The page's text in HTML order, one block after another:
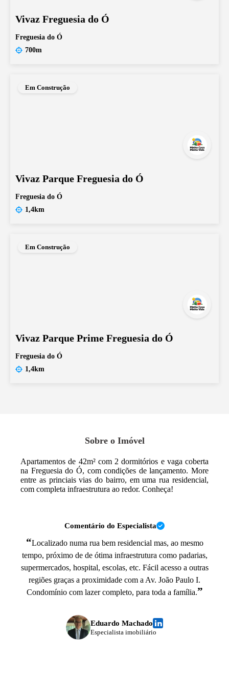
Vivaz Freguesia do Ó
Freguesia do Ó
700m
Em Construção
Vivaz Parque Freguesia do Ó
Freguesia do Ó
1,4km
Em Construção
Vivaz Parque Prime Freguesia do Ó
Freguesia do Ó
1,4km
Sobre o Imóvel
Apartamentos de 42m² com 2 dormitórios e vaga coberta
na Freguesia do Ó, com condições de lançamento. More
entre as princiais vias do bairro, em uma rua residencial,
com completa infraestrutura ao redor. Conheça!
Comentário do Especialista
“Localizado numa rua bem residencial mas, ao mesmo
tempo, próximo de de ótima infraestrutura como padarias,
supermercados, hospital, escolas, etc. Fácil acesso a outras
regiões graças a proximidade com a Av. João Paulo I.
Condomínio com lazer completo, para toda a família.”
Eduardo Machado
Especialista imobiliário